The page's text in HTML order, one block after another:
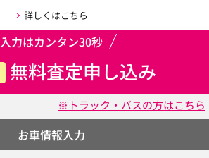
詳しくはこちら
入力はカンタン30秒
無料査定申し込み
※トラック・バスの方はこちら
お車情報入力